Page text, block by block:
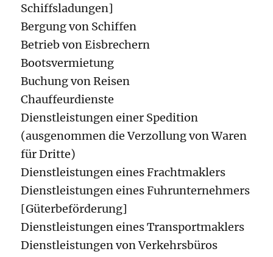
Schiffsladungen]
Bergung von Schiffen
Betrieb von Eisbrechern
Bootsvermietung
Buchung von Reisen
Chauffeurdienste
Dienstleistungen einer Spedition
(ausgenommen die Verzollung von Waren
für Dritte)
Dienstleistungen eines Frachtmaklers
Dienstleistungen eines Fuhrunternehmers
[Güterbeförderung]
Dienstleistungen eines Transportmaklers
Dienstleistungen von Verkehrsbüros